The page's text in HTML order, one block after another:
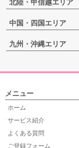
北陸・甲信越エリア
中国・四国エリア
九州・沖縄エリア
メニュー
ホーム
サービス紹介
よくある質問
ご登録フォーム